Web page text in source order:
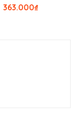
₫
363.000